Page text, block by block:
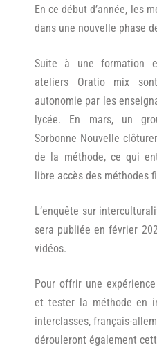
En ce début d’année, les
dans une nouvelle phase
Suite à une formation
ateliers Oratio mix
autonomie par les
lycée. En mars, un
Sorbonne Nouvelle
de la méthode, ce qui
libre accès des méthodes
L’enquête sur
sera publiée en février
vidéos.
Pour offrir une
et tester la méthode en
interclasses, français-
dérouleront également